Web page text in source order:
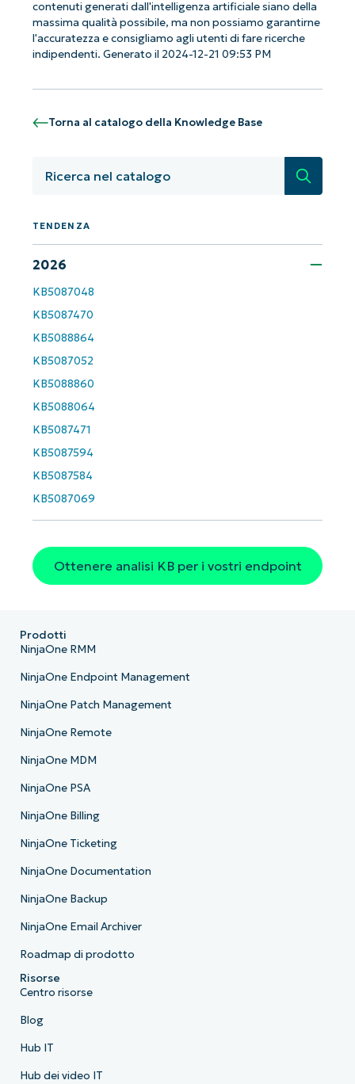
contenuti generati dall'intelligenza artificiale siano della
massima qualità possibile, ma non possiamo garantirne
l'accuratezza e consigliamo agli utenti di fare ricerche
indipendenti. Generato il 2024-12-21 09:53 PM
Torna al catalogo della Knowledge Base
Ricerca
TENDENZA
2026
KB5087048
KB5087470
KB5088864
KB5087052
KB5088860
KB5088064
KB5087471
KB5087594
KB5087584
KB5087069
Ottenere analisi KB per i vostri endpoint
email*
Phone
number*
Prodotti
NinjaOne RMM
NinjaOne Endpoint Management
NinjaOne Patch Management
NinjaOne Remote
NinjaOne MDM
NinjaOne PSA
NinjaOne Billing
NinjaOne Ticketing
NinjaOne Documentation
NinjaOne Backup
NinjaOne Email Archiver
Roadmap di prodotto
Risorse
Centro risorse
Blog
Hub IT
Hub dei video IT